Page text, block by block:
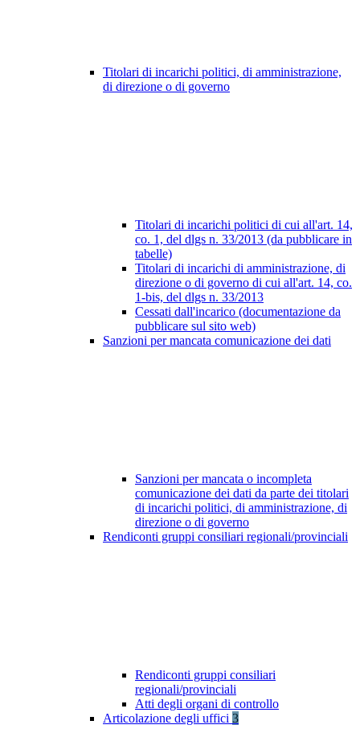
Titolari di incarichi politici, di amministrazione,
di direzione o di governo
Titolari di incarichi politici di cui all'art. 14,
co. 1, del dlgs n. 33/2013 (da pubblicare in
tabelle)
Titolari di incarichi di amministrazione, di
direzione o di governo di cui all'art. 14, co.
1-bis, del dlgs n. 33/2013
Cessati dall'incarico (documentazione da
pubblicare sul sito web)
Sanzioni per mancata comunicazione dei dati
Sanzioni per mancata o incompleta
comunicazione dei dati da parte dei titolari
di incarichi politici, di amministrazione, di
direzione o di governo
Rendiconti gruppi consiliari regionali/provinciali
Rendiconti gruppi consiliari
regionali/provinciali
Atti degli organi di controllo
Articolazione degli uffici 3